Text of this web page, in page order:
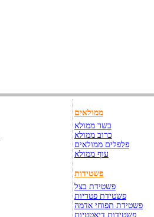
ממולאים
בשר ממולא
כרוב ממולא
פלפלים ממולאים
עוף ממולא
פשטידות
פשטידת בצל
פשטידת פטריות
פשטידת תפוחי אדמה
פשטידות דיאטטיות